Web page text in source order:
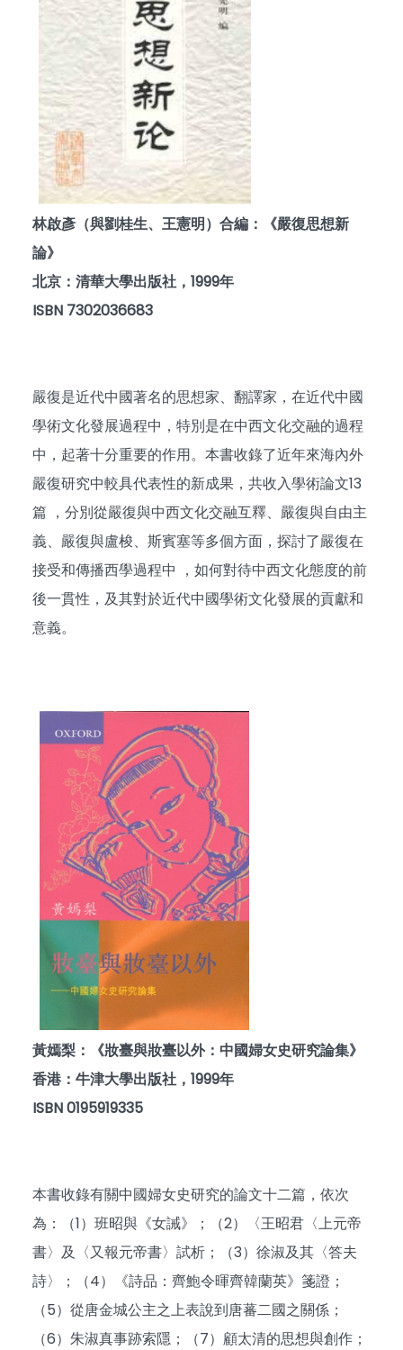
林啟彥（與劉桂生、王憲明）合編：《嚴復思想新
論》
北京：清華大學出版社，1999年
ISBN 7302036683
嚴復是近代中國著名的思想家、翻譯家，在近代中國
學術文化發展過程中，特別是在中西文化交融的過程
中，起著十分重要的作用。本書收錄了近年來海內外
嚴復研究中較具代表性的新成果，共收入學術論文13
篇 ，分別從嚴復與中西文化交融互釋、嚴復與自由主
義、嚴復與盧梭、斯賓塞等多個方面，探討了嚴復在
接受和傳播西學過程中 ，如何對待中西文化態度的前
後一貫性，及其對於近代中國學術文化發展的貢獻和
意義。
黃嫣梨：《妝臺與妝臺以外：中國婦女史研究論集》
香港：牛津大學出版社，1999年
ISBN 0195919335
本書收錄有關中國婦女史研究的論文十二篇，依次
為：（1）班昭與《女誡》；（2）〈王昭君〈上元帝
書〉及〈又報元帝書〉試析；（3）徐淑及其〈答夫
詩〉；（4）《詩品：齊鮑令暉齊韓蘭英》箋證；
（5）從唐金城公主之上表說到唐蕃二國之關係；
（6）朱淑真事跡索隱；（7）顧太清的思想與創作；